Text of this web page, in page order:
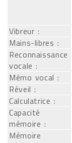
Vibreur :
Mains-libres :
Reconnaissance
vocale :
Mémo vocal :
Réveil :
Calculatrice :
Capacité
mémoire :
Mémoire